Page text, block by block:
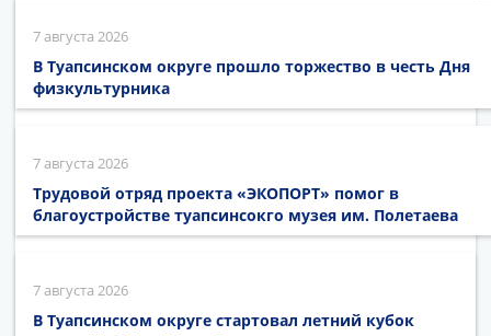
7 августа 2026
В Туапсинском округе прошло торжество в честь Дня
физкультурника
7 августа 2026
Трудовой отряд проекта «ЭКОПОРТ» помог в
благоустройстве туапсинсокго музея им. Полетаева
7 августа 2026
В Туапсинском округе стартовал летний кубок